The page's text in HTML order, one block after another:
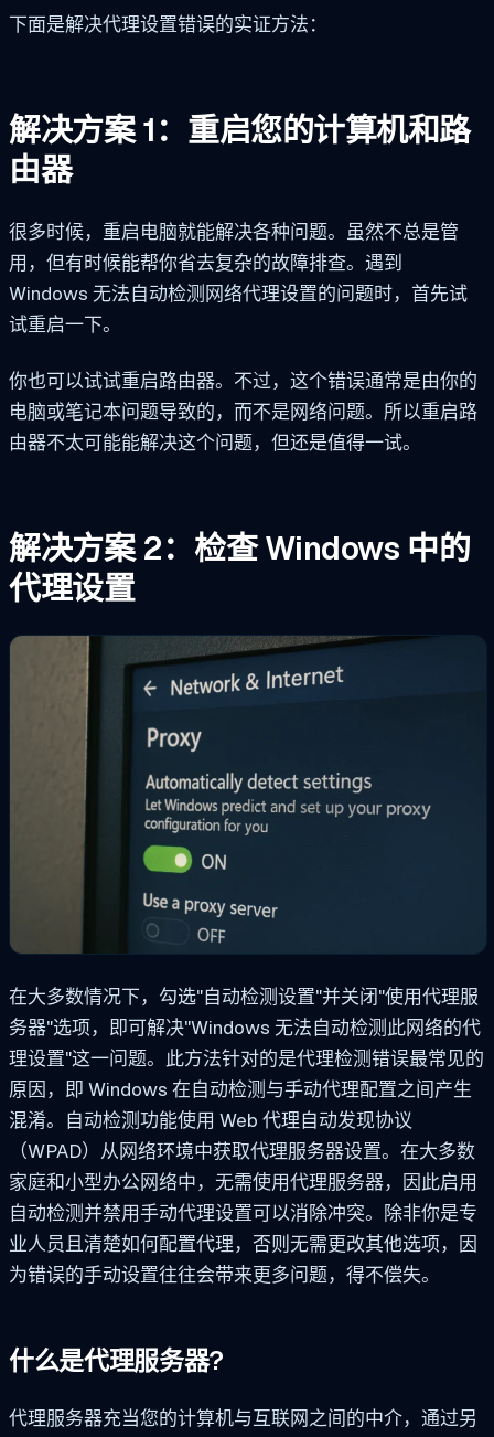
下面是解决代理设置错误的实证方法：
解决方案 1：重启您的计算机和路
由器
很多时候，重启电脑就能解决各种问题。虽然不总是管
用，但有时候能帮你省去复杂的故障排查。遇到
Windows 无法自动检测网络代理设置的问题时，首先试
试重启一下。
你也可以试试重启路由器。不过，这个错误通常是由你的
电脑或笔记本问题导致的，而不是网络问题。所以重启路
由器不太可能能解决这个问题，但还是值得一试。
解决方案 2：检查 Windows 中的
代理设置
在大多数情况下，勾选"自动检测设置"并关闭"使用代理服
务器"选项，即可解决"Windows 无法自动检测此网络的代
理设置"这一问题。此方法针对的是代理检测错误最常见的
原因，即 Windows 在自动检测与手动代理配置之间产生
混淆。自动检测功能使用 Web 代理自动发现协议
（WPAD）从网络环境中获取代理服务器设置。在大多数
家庭和小型办公网络中，无需使用代理服务器，因此启用
自动检测并禁用手动代理设置可以消除冲突。除非你是专
业人员且清楚如何配置代理，否则无需更改其他选项，因
为错误的手动设置往往会带来更多问题，得不偿失。
什么是代理服务器?
代理服务器充当您的计算机与互联网之间的中介，通过另